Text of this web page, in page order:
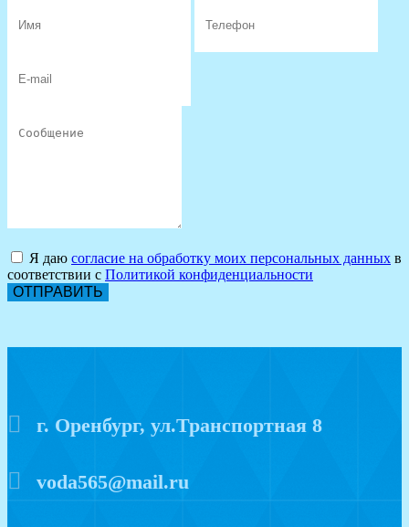
Я даю согласие на обработку моих персональных данных в
соответствии с Политикой конфиденциальности
ОТПРАВИТЬ
г. Оренбург, ул.Транспортная 8
voda565@mail.ru